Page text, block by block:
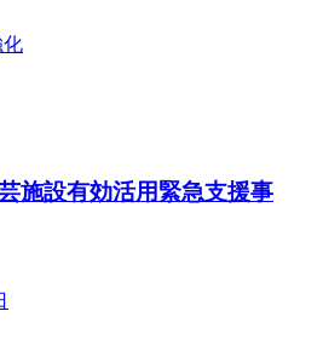
化
施設有効活用緊急支援事